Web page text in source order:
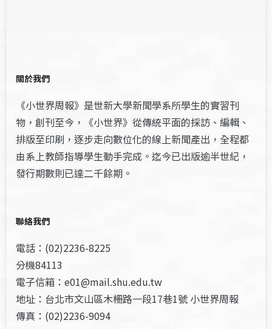
關於我們
《小世界周報》是世新大學新聞學系所學生的實習刊
物，創刊至今，《小世界》從傳統平面的採訪、編輯、
排版至印刷，逐步走向數位化的線上新聞產出，全程都
由系上教師指導學生動手完成。迄今已出版逾半世紀，
發行期數則已達二千餘期。
聯絡我們
電話：(02)2236-8225
分機84113
電子信箱：e01@mail.shu.edu.tw
地址：台北市文山區木柵路一段17巷1號 小世界周報
傳真：(02)2236-9094